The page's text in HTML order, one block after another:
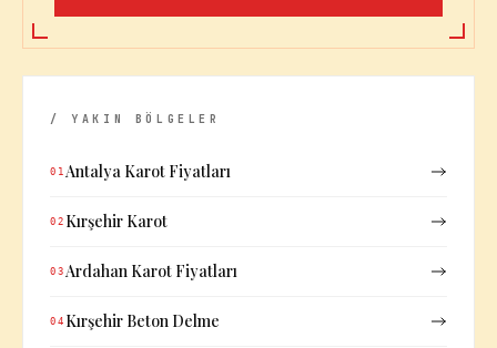
/ YAKIN BÖLGELER
01 Antalya Karot Fiyatları
02 Kırşehir Karot
03 Ardahan Karot Fiyatları
04 Kırşehir Beton Delme